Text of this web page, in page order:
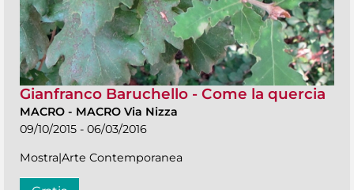
Gianfranco Baruchello - Come la quercia
MACRO - MACRO Via Nizza
09/10/2015 - 06/03/2016
Mostra|Arte Contemporanea